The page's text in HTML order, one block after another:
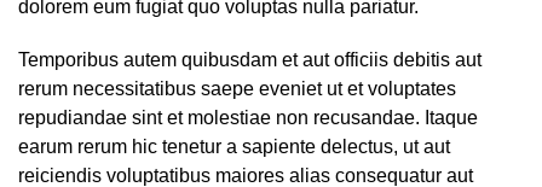
dolorem eum fugiat quo voluptas nulla pariatur.
Temporibus autem quibusdam et aut officiis debitis aut
rerum necessitatibus saepe eveniet ut et voluptates
repudiandae sint et molestiae non recusandae. Itaque
earum rerum hic tenetur a sapiente delectus, ut aut
reiciendis voluptatibus maiores alias consequatur aut